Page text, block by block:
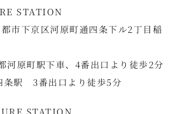
STATION
市下京区河原町通四条下ル2丁目稲
河原町駅下車、4番出口より徒歩2分
条駅 3番出口より徒歩5分
STATION